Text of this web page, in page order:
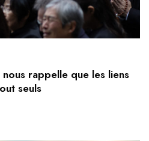
nous rappelle que les liens
seuls